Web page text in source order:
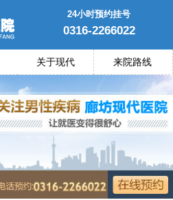
24小时预约挂号
0316-2266022
关于现代 来院路线